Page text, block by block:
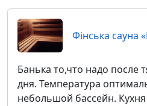
Фінська сауна
Банька то,что надо после
дня. Температура
небольшой бассейн.